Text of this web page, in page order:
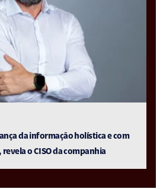
da informação holística e com
o CISO da companhia